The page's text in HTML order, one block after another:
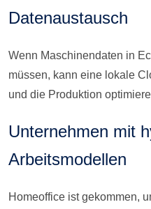
Datenaustausch
Wenn Maschinendaten in
müssen, kann eine lokale
und die Produktion
Unternehmen mit
Arbeitsmodellen
Homeoffice ist gekommen,